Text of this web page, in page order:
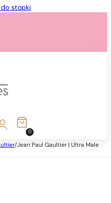
do stopki
0
/Jean Paul Gaultier | Ultra Male